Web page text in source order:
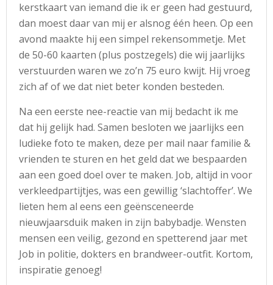
kerstkaart van iemand die ik er geen had gestuurd,
dan moest daar van mij er alsnog één heen. Op een
avond maakte hij een simpel rekensommetje. Met
de 50-60 kaarten (plus postzegels) die wij jaarlijks
verstuurden waren we zo’n 75 euro kwijt. Hij vroeg
zich af of we dat niet beter konden besteden.
Na een eerste nee-reactie van mij bedacht ik me
dat hij gelijk had. Samen besloten we jaarlijks een
ludieke foto te maken, deze per mail naar familie &
vrienden te sturen en het geld dat we bespaarden
aan een goed doel over te maken. Job, altijd in voor
verkleedpartijtjes, was een gewillig ‘slachtoffer’. We
lieten hem al eens een geënsceneerde
nieuwjaarsduik maken in zijn babybadje. Wensten
mensen een veilig, gezond en spetterend jaar met
Job in politie, dokters en brandweer-outfit. Kortom,
inspiratie genoeg!